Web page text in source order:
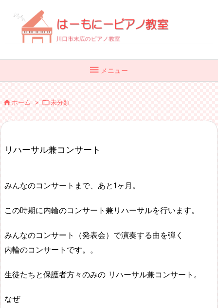
 メニュー
ホーム > 未分類
リハーサル兼コンサート
みんなのコンサートまで、あと1ヶ月。
この時期に内輪のコンサート兼リハーサルを行います。
みんなのコンサート（発表会）で演奏する曲を弾く
内輪のコンサートです。。
生徒たちと保護者方々のみの リハーサル兼コンサート。
なぜ